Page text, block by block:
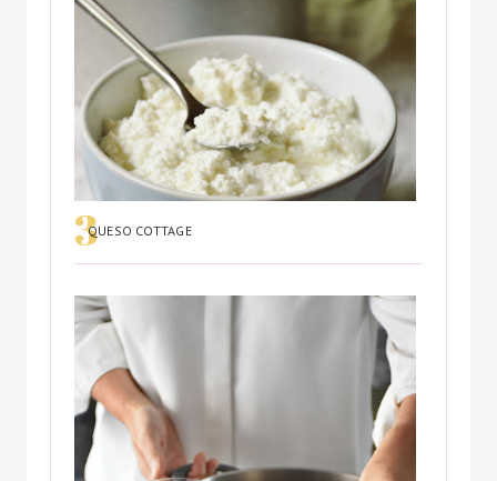
QUESO COTTAGE